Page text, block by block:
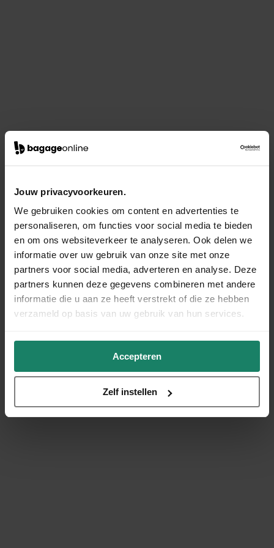
Jouw privacyvoorkeuren.
We gebruiken cookies om content en advertenties te
personaliseren, om functies voor social media te bieden
en om ons websiteverkeer te analyseren. Ook delen we
informatie over uw gebruik van onze site met onze
partners voor social media, adverteren en analyse. Deze
partners kunnen deze gegevens combineren met andere
informatie die u aan ze heeft verstrekt of die ze hebben
verzameld op basis van uw gebruik van hun services.
Accepteren
Zelf instellen